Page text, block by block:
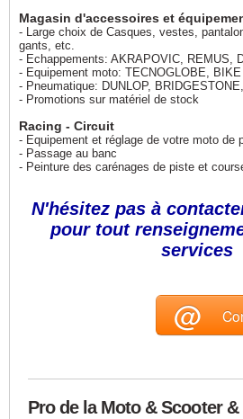
Magasin d'accessoires et
- Large choix de Casques, vestes,
gants, etc.
- Echappements: AKRAPOVIC, REMUS,
- Equipement moto: TECNOGLOBE,
- Pneumatique: DUNLOP,
- Promotions sur matériel de stock
Racing - Circuit
- Equipement et réglage de votre moto de
- Passage au banc
- Peinture des carénages de piste et
N'hésitez pas à
pour tout
services
@
Pro de la Moto & Scooter &